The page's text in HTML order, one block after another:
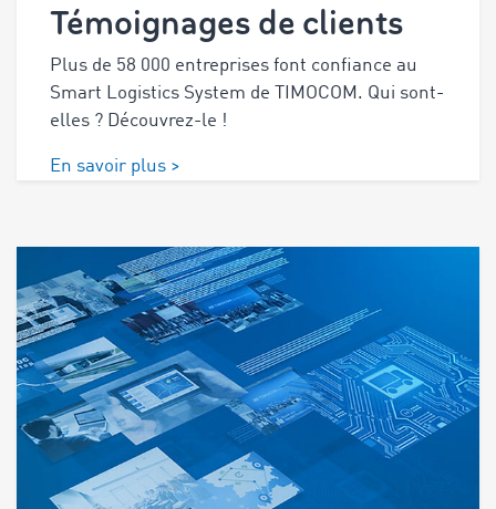
Témoignages de clients
Plus de 58 000 entreprises font confiance au
Smart Logistics System de TIMOCOM. Qui sont-
elles ? Découvrez-le !
En savoir plus >